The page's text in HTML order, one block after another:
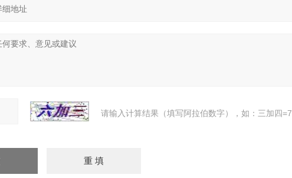
请输入计算结果（填写阿拉伯数字），如：三加四=7